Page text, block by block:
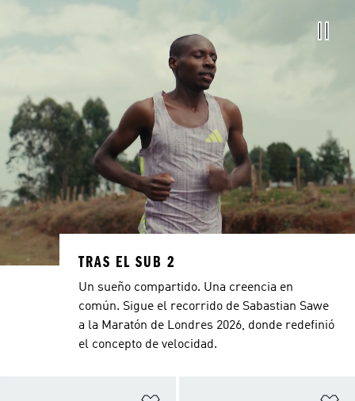
TRAS EL SUB 2
Un sueño compartido. Una creencia en
común. Sigue el recorrido de Sabastian Sawe
a la Maratón de Londres 2026, donde redefinió
el concepto de velocidad.